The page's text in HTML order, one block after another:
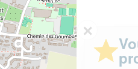
êtes un
?